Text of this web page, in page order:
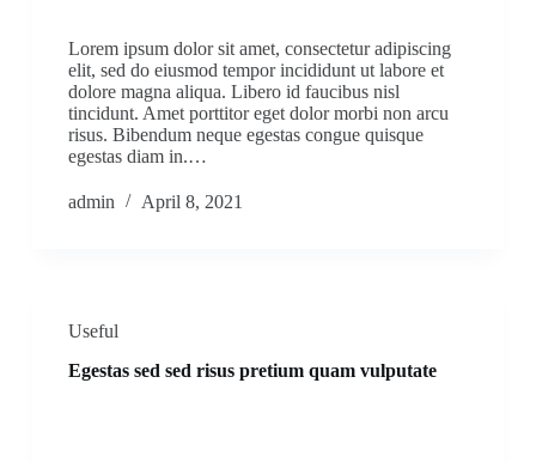
Lorem ipsum dolor sit amet, consectetur adipiscing
elit, sed do eiusmod tempor incididunt ut labore et
dolore magna aliqua. Libero id faucibus nisl
tincidunt. Amet porttitor eget dolor morbi non arcu
risus. Bibendum neque egestas congue quisque
egestas diam in.…
admin April 8, 2021
Useful
Egestas sed sed risus pretium quam vulputate